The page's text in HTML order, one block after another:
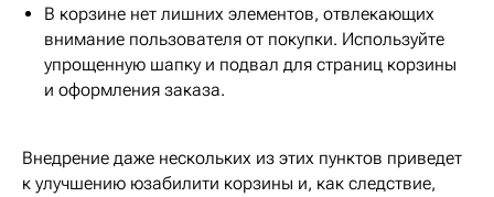
В корзине нет лишних элементов, отвлекающих
внимание пользователя от покупки. Используйте
упрощенную шапку и подвал для страниц корзины
и оформления заказа.
Внедрение даже нескольких из этих пунктов приведет
к улучшению юзабилити корзины и, как следствие,